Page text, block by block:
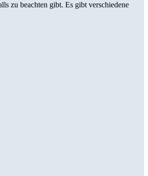
zu beachten gibt. Es gibt verschiedene